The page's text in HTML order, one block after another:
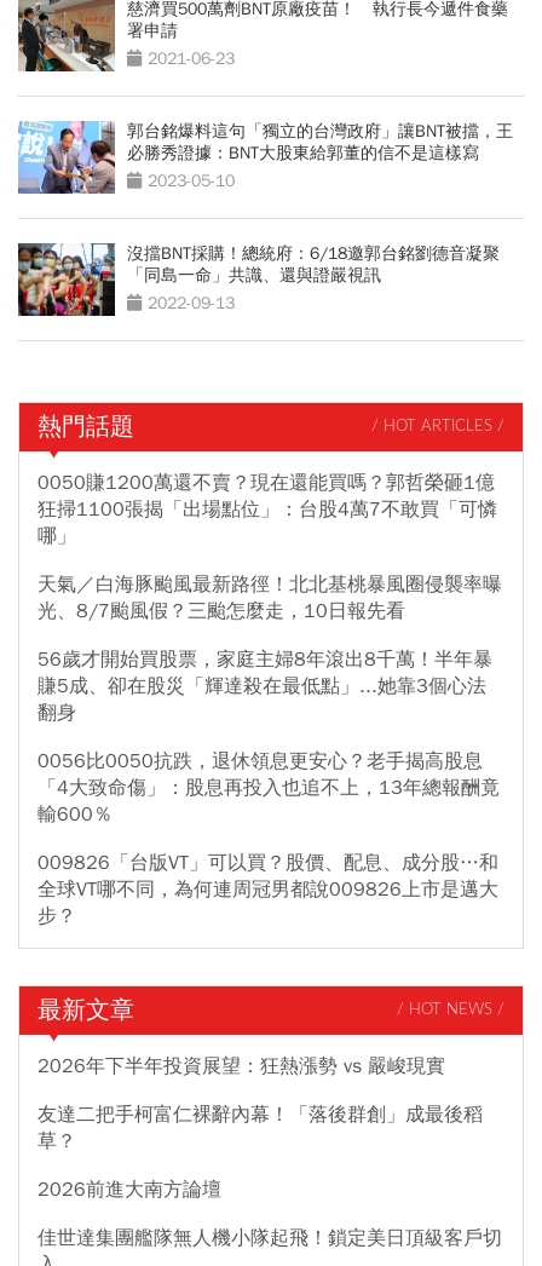
慈濟買500萬劑BNT原廠疫苗！ 執行長今遞件食藥
署申請
2021-06-23
郭台銘爆料這句「獨立的台灣政府」讓BNT被擋，王
必勝秀證據：BNT大股東給郭董的信不是這樣寫
2023-05-10
沒擋BNT採購！總統府：6/18邀郭台銘劉德音凝聚
「同島一命」共識、還與證嚴視訊
2022-09-13
熱門話題 / HOT ARTICLES /
0050賺1200萬還不賣？現在還能買嗎？郭哲榮砸1億
狂掃1100張揭「出場點位」：台股4萬7不敢買「可憐
哪」
天氣／白海豚颱風最新路徑！北北基桃暴風圈侵襲率曝
光、8/7颱風假？三颱怎麼走，10日報先看
56歲才開始買股票，家庭主婦8年滾出8千萬！半年暴
賺5成、卻在股災「輝達殺在最低點」...她靠3個心法
翻身
0056比0050抗跌，退休領息更安心？老手揭高股息
「4大致命傷」：股息再投入也追不上，13年總報酬竟
輸600％
009826「台版VT」可以買？股價、配息、成分股…和
全球VT哪不同，為何連周冠男都說009826上市是邁大
步？
最新文章 / HOT NEWS /
2026年下半年投資展望：狂熱漲勢 vs 嚴峻現實
友達二把手柯富仁裸辭內幕！「落後群創」成最後稻
草？
2026前進大南方論壇
佳世達集團艦隊無人機小隊起飛！鎖定美日頂級客戶切